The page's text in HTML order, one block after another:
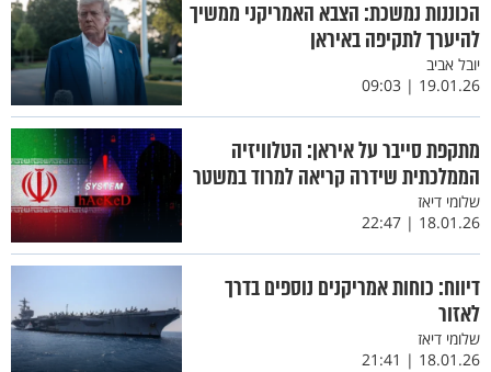
הכוננות נמשכת: הצבא האמריקני ממשיך
להיערך לתקיפה באיראן
יובל אביב
19.01.26 | 09:03
מתקפת סייבר על איראן: הטלוויזיה
הממלכתית שידרה קריאה למרוד במשטר
שלומי דיאז
18.01.26 | 22:47
דיווח: כוחות אמריקנים נוספים בדרך
לאזור
שלומי דיאז
18.01.26 | 21:41